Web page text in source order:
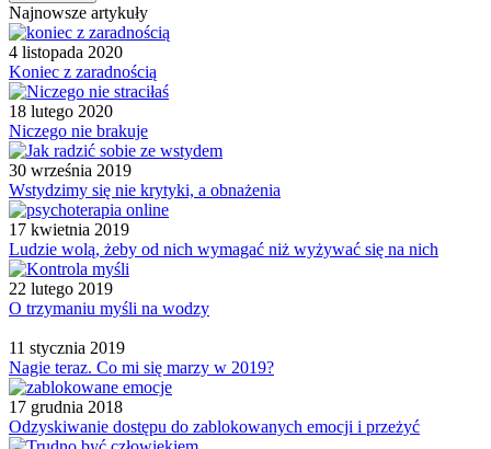
Najnowsze artykuły
4 listopada 2020
Koniec z zaradnością
18 lutego 2020
Niczego nie brakuje
30 września 2019
Wstydzimy się nie krytyki, a obnażenia
17 kwietnia 2019
Ludzie wolą, żeby od nich wymagać niż wyżywać się na nich
22 lutego 2019
O trzymaniu myśli na wodzy
11 stycznia 2019
Nagie teraz. Co mi się marzy w 2019?
17 grudnia 2018
Odzyskiwanie dostępu do zablokowanych emocji i przeżyć